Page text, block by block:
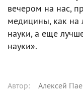
вечером на нас,
медицины, как на
науки, а еще
науки».
Автор: Алексей